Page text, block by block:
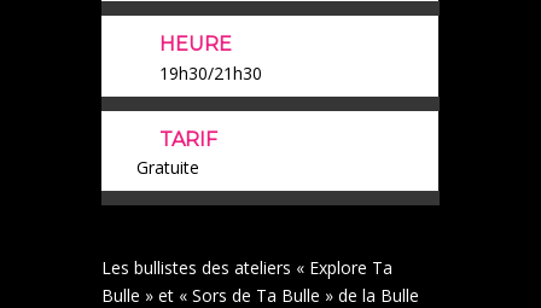
HEURE
19h30/21h30
TARIF
Gratuite
Les bullistes des ateliers « Explore Ta
Bulle » et « Sors de Ta Bulle » de la Bulle